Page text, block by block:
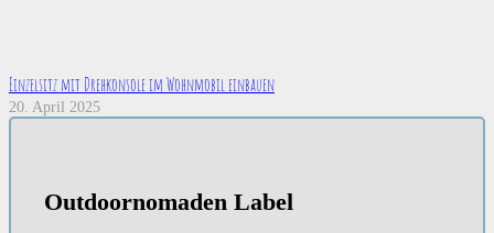
Einzelsitz mit Drehkonsole im Wohnmobil einbauen
20. April 2025
Outdoornomaden Label